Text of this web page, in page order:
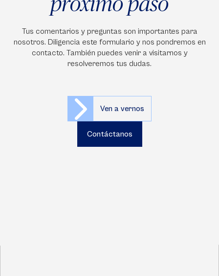
Tus comentarios y preguntas son importantes para
nosotros. Diligencia este formulario y nos pondremos en
contacto. También puedes venir a visitarnos y
resolveremos tus dudas.
Ven a vernos
Contáctanos